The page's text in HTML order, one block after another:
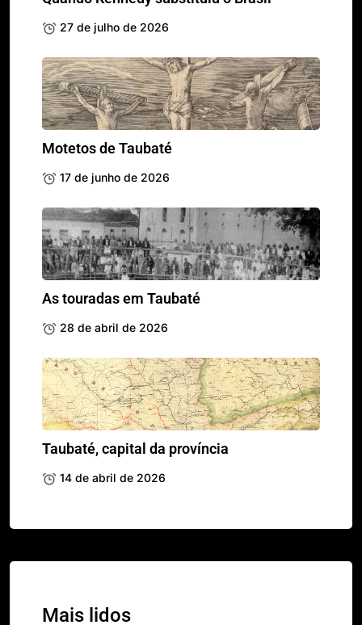
27 de julho de 2026
Motetos de Taubaté
17 de junho de 2026
As touradas em Taubaté
28 de abril de 2026
Taubaté, capital da província
14 de abril de 2026
Mais lidos